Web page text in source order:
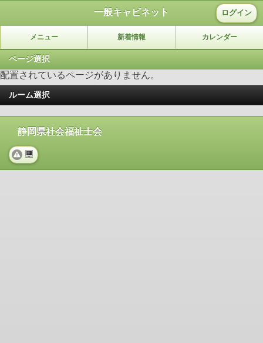
一般キャビネット ログイン
メニュー 新着情報 カレンダー
ページ選択
配置されているページがありません。
ルーム選択
静岡県社会福祉士会